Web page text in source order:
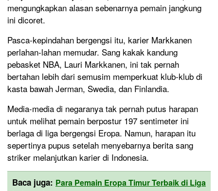
mengungkapkan alasan sebenarnya pemain jangkung
ini dicoret.
Pasca-kepindahan bergengsi itu, karier Markkanen
perlahan-lahan memudar. Sang kakak kandung
pebasket NBA, Lauri Markkanen, ini tak pernah
bertahan lebih dari semusim memperkuat klub-klub di
kasta bawah Jerman, Swedia, dan Finlandia.
Media-media di negaranya tak pernah putus harapan
untuk melihat pemain berpostur 197 sentimeter ini
berlaga di liga bergengsi Eropa. Namun, harapan itu
sepertinya pupus setelah menyebarnya berita sang
striker melanjutkan karier di Indonesia.
Baca juga: Para Pemain Eropa Timur Terbaik di Liga